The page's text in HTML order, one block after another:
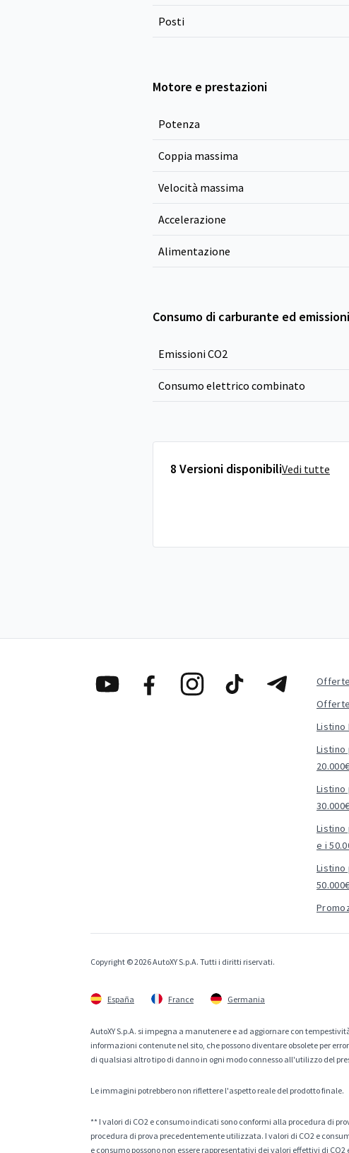
Posti
Motore e prestazioni
Potenza
Coppia massima
Velocità massima
Accelerazione
Alimentazione
Consumo di carburante ed
Emissioni CO2
Consumo elettrico combinato
8 Versioni disponibiliVedi tutte
Listino
Listino
20.000€
Listino
30.000€
Listino
e i
Listino
50.000€
Copyright © 2026 AutoXY S.p.A. Tutti i diritti riservati.
España France Germania
AutoXY S.p.A. si impegna a manutenere e ad aggiornare con
informazioni contenute nel sito, che possono diventare obsolete per
di qualsiasi altro tipo di danno in ogni modo connesso all'utilizzo del
Le immagini potrebbero non riflettere l'aspetto reale del prodotto finale.
** I valori di CO2 e consumo indicati sono conformi alla procedura di
procedura di prova precedentemente utilizzata. I valori di CO2 e
e consumo possono non essere rappresentativi dei valori effettivi di